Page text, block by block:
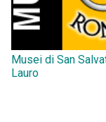
Musei di San
Lauro